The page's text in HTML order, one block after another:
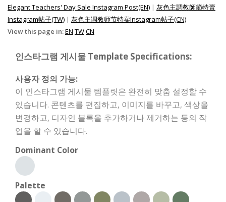
Elegant Teachers' Day Sale Instagram Post(EN) | 灰色主調教師節特賣
Instagram帖子(TW) | 灰色主调教师节特卖Instagram帖子(CN)
View this page in:EN TWCN
인스타그램 게시물 Template Specifications:
사용자 정의 가능:
이 인스타그램 게시물 템플릿은 완전히 맞춤 설정할 수
있습니다. 콘텐츠를 편집하고, 이미지를 바꾸고, 색상을
변경하고, 디자인 블록을 추가하거나 제거하는 등의 작
업을 할 수 있습니다.
Dominant Color
Palette